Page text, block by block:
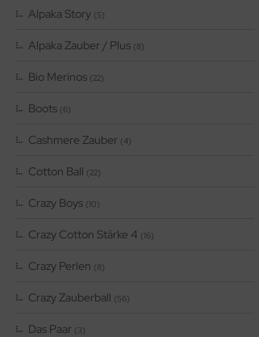
Alpaka Story (5)
Alpaka Zauber / Plus (8)
Bio Merinos (22)
Boots (6)
Cashmere Zauber (4)
Cotton Ball (22)
Crazy Boys (10)
Crazy Cotton Stärke 4 (16)
Crazy Perlen (8)
Crazy Zauberball (56)
Das Paar (3)